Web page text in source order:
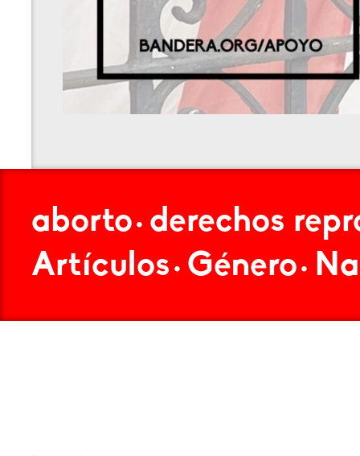
aborto• derechos
Artículos • Género•